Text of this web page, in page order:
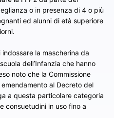
o in presenza di 4 o più
ed alunni di età superiore
la mascherina da
dell’Infanzia che hanno
noto che la Commissione
al Decreto del
a questa particolare categoria
consuetudini in uso fino a